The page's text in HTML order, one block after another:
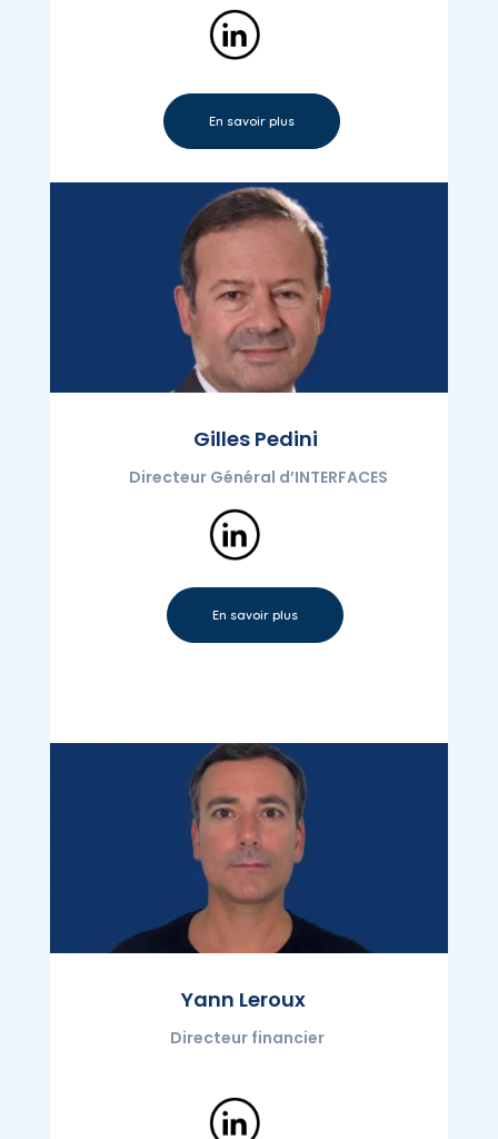
En savoir plus
Gilles Pedini
Directeur Général d’INTERFACES
En savoir plus
Yann Leroux
Directeur financier